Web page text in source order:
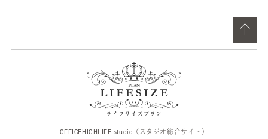
OFFICEHIGHLIFE studio（ スタジオ総合サイト ）